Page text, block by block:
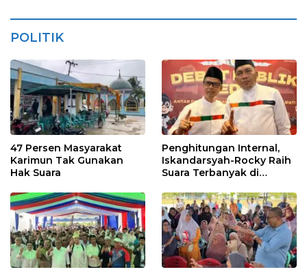
POLITIK
47 Persen Masyarakat
Karimun Tak Gunakan
Hak Suara
Penghitungan Internal,
Iskandarsyah-Rocky Raih
Suara Terbanyak di